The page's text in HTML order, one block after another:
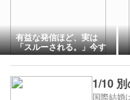
有益な発信ほど、実は
「スルーされる。」今す
ぐ捨てるべき常識。
1/10